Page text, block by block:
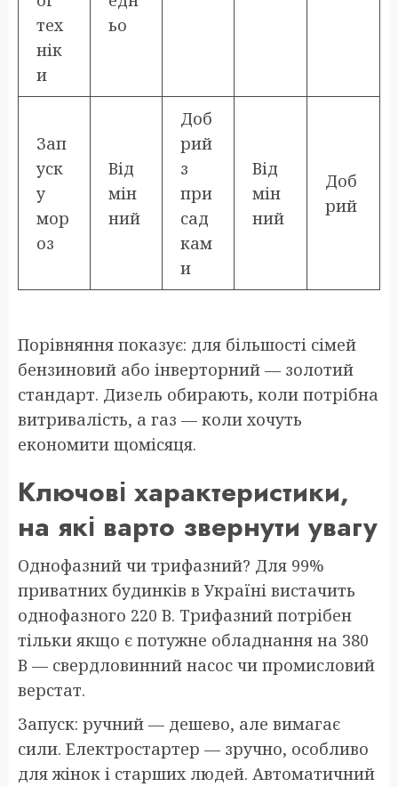
тех
нік
и
ьо
Зап
уск
у
мор
оз
Від
мін
ний
Доб
рий
з
при
сад
кам
и
Від
мін
ний
Доб
рий
Порівняння показує: для більшості сімей
бензиновий або інверторний — золотий
стандарт. Дизель обирають, коли потрібна
витривалість, а газ — коли хочуть
економити щомісяця.
Ключові характеристики,
на які варто звернути увагу
Однофазний чи трифазний? Для 99%
приватних будинків в Україні вистачить
однофазного 220 В. Трифазний потрібен
тільки якщо є потужне обладнання на 380
В — свердловинний насос чи промисловий
верстат.
Запуск: ручний — дешево, але вимагає
сили. Електростартер — зручно, особливо
для жінок і старших людей. Автоматичний